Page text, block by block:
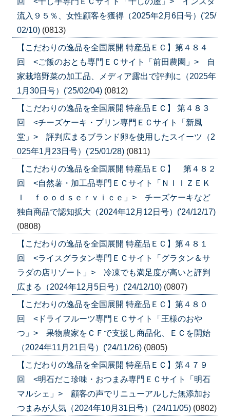
流入９５％、女性顧客を獲得（2025年2月6日号）('25/
02/10) (0813)
【こだわりの逸品を全国展開 特産品ＥＣ】第４８４
回 <ご飯のおとも専門ＥＣサイト「前田農園」> 自
家栽培野菜の加工品、メディア露出で評判に（2025年
1月30日号）('25/02/04) (0812)
【こだわりの逸品を全国展開 特産品ＥＣ】 第４８３
回 <チーズケーキ・プリン専門ＥＣサイト「新風
堂」> 評判広まるブランド卵を使用したスイーツ（2
025年1月23日号）('25/01/28) (0811)
【こだわりの逸品を全国展開 特産品ＥＣ】 第４８２
回 <自然薯・加工品専門ＥＣサイト「ＮＩＩＺＥＫ
Ｉ ｆｏｏｄｓｅｒｖｉｃｅ」> チーズケーキなど
独自商品で認知拡大（2024年12月12日号）('24/12/17)
(0808)
【こだわりの逸品を全国展開 特産品ＥＣ】第４８１
回 <ライスグラタン専門ＥＣサイト「グラタン＆サ
ラダの店リゾート」> 冷凍でも満足度が高いと評判
広まる（2024年12月5日号）('24/12/10) (0807)
【こだわりの逸品を全国展開 特産品ＥＣ】第４８０
回 <ドライフルーツ専門ＥＣサイト「王様のおや
つ」> 果物農家をＣＦで支援し商品化、ＥＣを開始
（2024年11月21日号）('24/11/26) (0805)
【こだわりの逸品を全国展開 特産品ＥＣ】第４７９
回 <明石だこ珍味・おつまみ専門ＥＣサイト「明石
マルシェ」> 顧客の声でリニューアルした無添加お
つまみが人気（2024年10月31日号）('24/11/05) (0802)